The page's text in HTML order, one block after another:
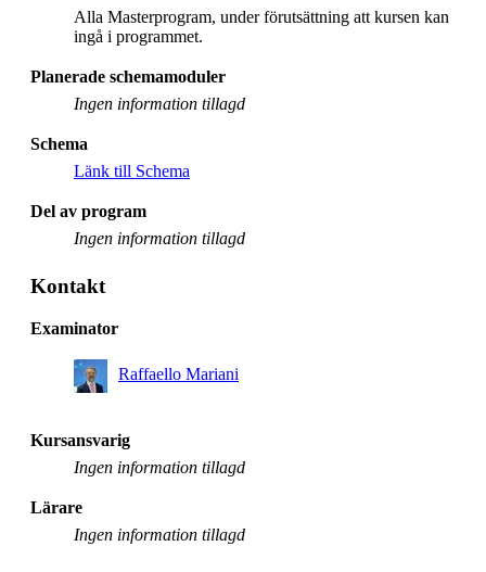
Alla Masterprogram, under förutsättning att kursen kan
ingå i programmet.
Planerade schemamoduler
Ingen information tillagd
Schema
Länk till Schema
Del av program
Ingen information tillagd
Kontakt
Examinator
Raffaello Mariani
Kursansvarig
Ingen information tillagd
Lärare
Ingen information tillagd